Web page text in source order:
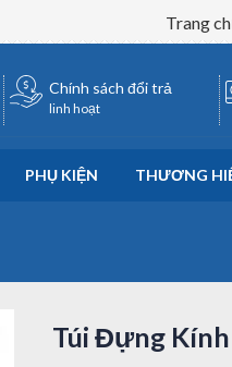
Trang
Chính sách đổi trả
linh hoạt
PHỤ KIỆN THƯƠNG
Túi Đựng